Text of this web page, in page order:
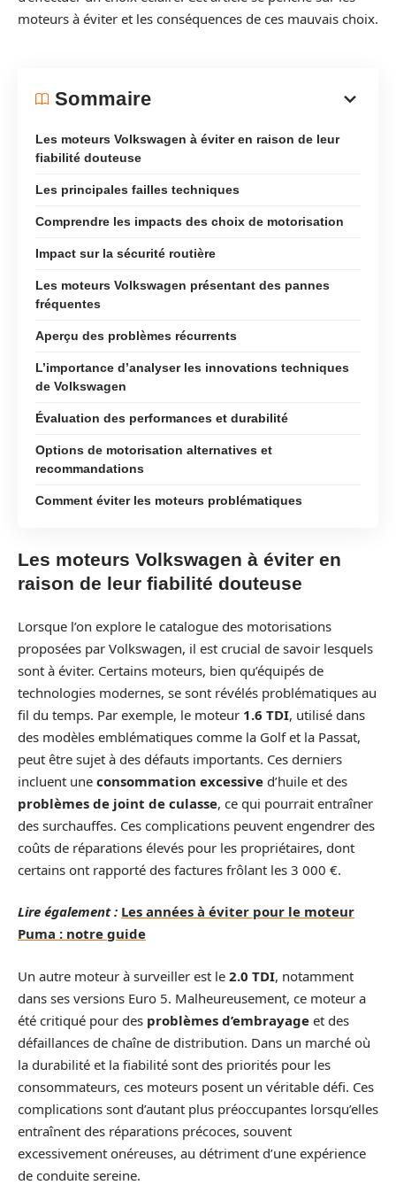
moteurs à éviter et les conséquences de ces mauvais choix.
Sommaire
Les moteurs Volkswagen à éviter en raison de leur
fiabilité douteuse
Les principales failles techniques
Comprendre les impacts des choix de motorisation
Impact sur la sécurité routière
Les moteurs Volkswagen présentant des pannes
fréquentes
Aperçu des problèmes récurrents
L’importance d’analyser les innovations techniques
de Volkswagen
Évaluation des performances et durabilité
Options de motorisation alternatives et
recommandations
Comment éviter les moteurs problématiques
Les moteurs Volkswagen à éviter en
raison de leur fiabilité douteuse
Lorsque l’on explore le catalogue des motorisations
proposées par Volkswagen, il est crucial de savoir lesquels
sont à éviter. Certains moteurs, bien qu’équipés de
technologies modernes, se sont révélés problématiques au
fil du temps. Par exemple, le moteur 1.6 TDI, utilisé dans
des modèles emblématiques comme la Golf et la Passat,
peut être sujet à des défauts importants. Ces derniers
incluent une consommation excessive d’huile et des
problèmes de joint de culasse, ce qui pourrait entraîner
des surchauffes. Ces complications peuvent engendrer des
coûts de réparations élevés pour les propriétaires, dont
certains ont rapporté des factures frôlant les 3 000 €.
Lire également : Les années à éviter pour le moteur
Puma : notre guide
Un autre moteur à surveiller est le 2.0 TDI, notamment
dans ses versions Euro 5. Malheureusement, ce moteur a
été critiqué pour des problèmes d’embrayage et des
défaillances de chaîne de distribution. Dans un marché où
la durabilité et la fiabilité sont des priorités pour les
consommateurs, ces moteurs posent un véritable défi. Ces
complications sont d’autant plus préoccupantes lorsqu’elles
entraînent des réparations précoces, souvent
excessivement onéreuses, au détriment d’une expérience
de conduite sereine.